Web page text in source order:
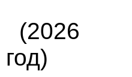
(2026
год)